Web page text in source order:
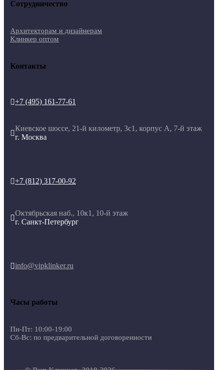
Сотрудничество
Архитекторам и дизайнерам
Клинкер оптом
Контакты
+7 (495) 161-77-61

Киевское шоссе, 21-й километр, 3с1, корпус А, 7-й этаж
г. Москва
+7 (812) 317-00-92

Октябрьская наб., 10к1, 10-й этаж
г. Санкт-Петербург
info@vipklinker.ru
Часы работы
Пн-Пт: 10:00-19:00
Сб-Вс: по предварительной договоренности